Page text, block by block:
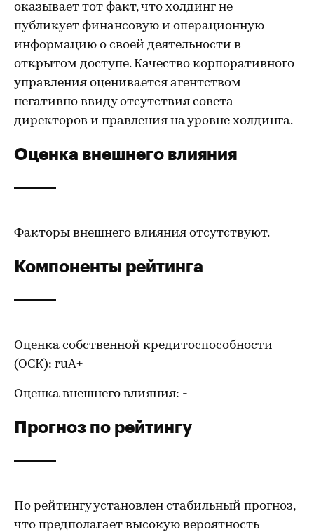
оказывает тот факт, что холдинг не
публикует финансовую и операционную
информацию о своей деятельности в
открытом доступе. Качество корпоративного
управления оценивается агентством
негативно ввиду отсутствия совета
директоров и правления на уровне холдинга.
Оценка внешнего влияния
Факторы внешнего влияния отсутствуют.
Компоненты рейтинга
Оценка собственной кредитоспособности
(ОСК): ruA+
Оценка внешнего влияния: -
Прогноз по рейтингу
По рейтингу установлен стабильный прогноз,
что предполагает высокую вероятность